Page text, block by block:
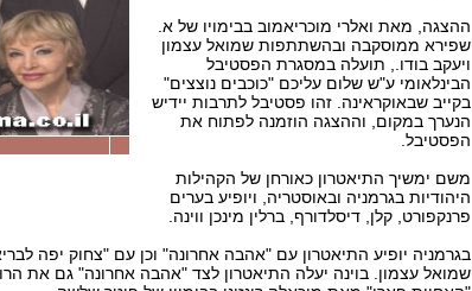
ההצגה, מאת ואלרי מוכריאמוב בבימויו של א.
שפירא ממוסקבה ובהשתתפות שמואל עצמון
ויעקב בודו., תועלה במסגרת הפסטיבל
הבינלאומי ע"ש שלום עליכם "כוכבים נוצצים"
בקייב שבאוקראינה. זהו פסטיבל לתרבות יידיש
הנערך במקום, וההצגה הוזמנה לפתוח את
הפסטיבל.
משם ימשיך התיאטרון כאורחן של הקהילות
היהודיות בגרמניה ובאוסטריה, ויופיע בערים
פרנקפורט, קלן, דיסלדורף, ברלין מינכן ווינה.
בגרמניה יופיע התיאטרון עם "אהבה אחרונה" וכן עם "צחוק יפה
שמואל עצמון. בוינה יעלה התיאטרון לצד "אהבה אחרונה" גם את